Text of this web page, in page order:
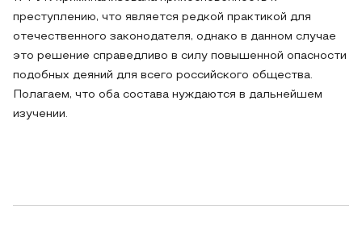
преступлению, что является редкой практикой для
отечественного законодателя, однако в данном случае
это решение справедливо в силу повышенной опасности
подобных деяний для всего российского общества.
Полагаем, что оба состава нуждаются в дальнейшем
изучении.